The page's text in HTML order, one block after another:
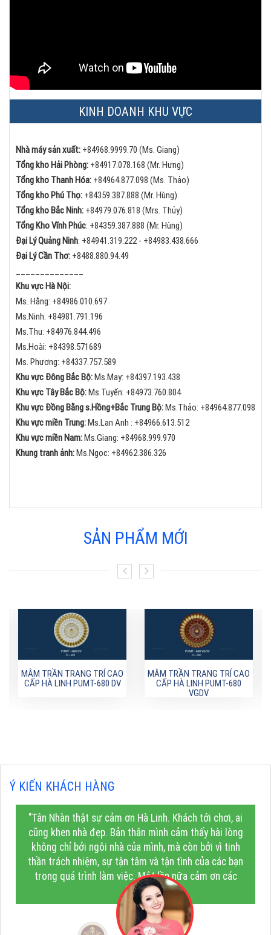
KINH DOANH KHU VỰC
Nhà máy sản xuất: +84968.9999.70 (Ms. Giang)
Tổng kho Hải Phòng: +84917.078.168 (Mr. Hưng)
Tổng kho Thanh Hóa: +84964.877.098 (Ms. Thảo)
Tổng kho Phú Thọ: +84359.387.888 (Mr. Hùng)
Tổng kho Bắc Ninh: +84979.076.818 (Mrs. Thủy)
Tổng Kho Vĩnh Phúc: +84359.387.888 (Mr. Hùng)
Đại Lý Quảng Ninh: +84941.319.222 - +84983.438.666
Đại Lý Cần Thơ: +8488.880.94.49
Khu vực Hà Nội:
Ms. Hằng: +84986.010.697
Ms.Ninh: +84981.791.196
Ms.Thu: +84976.844.496
Ms.Hoài: +84398.571689
Ms. Phương: +84337.757.589
Khu vực Đông Bắc Bộ:Ms.May: +84397.193.438
Khu vực Tây Bắc Bộ:Ms.Tuyến: +84973.760.804
Khu vực Đồng Bằng s.Hồng+Bắc Trung Bộ:Ms.Thảo: +84964.877.098
Khu vực miền Trung:Ms.Lan Anh : +84966.613.512
Khu vực miền Nam:Ms.Giang: +84968.999.970
Khung tranh ảnh:Ms.Ngọc: +84962.386.326
SẢN PHẨM MỚI
MÂM TRẦN TRANG TRÍ CAO
CẤP HÀ LINH PUMT-680 DV
MÂM TRẦN TRANG TRÍ CAO
CẤP HÀ LINH PUMT-680
VGDV
Ý KIẾN KHÁCH HÀNG
"Tân Nhàn thật sự cảm ơn Hà Linh. Khách tới chơi, ai
cũng khen nhà đẹp. Bản thân mình cảm thấy hài lòng
không chỉ bởi ngôi nhà của mình, mà còn bởi vì tinh
thần trách nhiệm, sự tận tâm và tận tình của các bạn
trong quá trình làm việc. Một lần nữa cảm ơn các
bạn!"